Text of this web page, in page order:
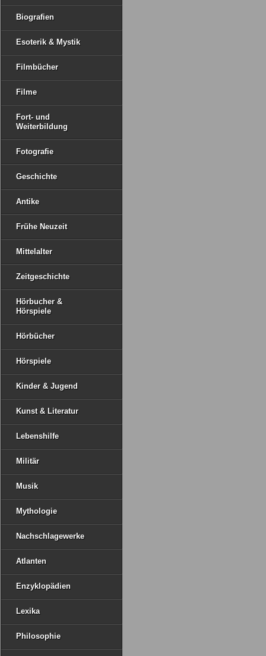
Biografien
Esoterik & Mystik
Filmbücher
Filme
Fort- und
Weiterbildung
Fotografie
Geschichte
Antike
Frühe Neuzeit
Mittelalter
Zeitgeschichte
Hörbucher &
Hörspiele
Hörbücher
Hörspiele
Kinder & Jugend
Kunst & Literatur
Lebenshilfe
Militär
Musik
Mythologie
Nachschlagewerke
Atlanten
Enzyklopädien
Lexika
Philosophie